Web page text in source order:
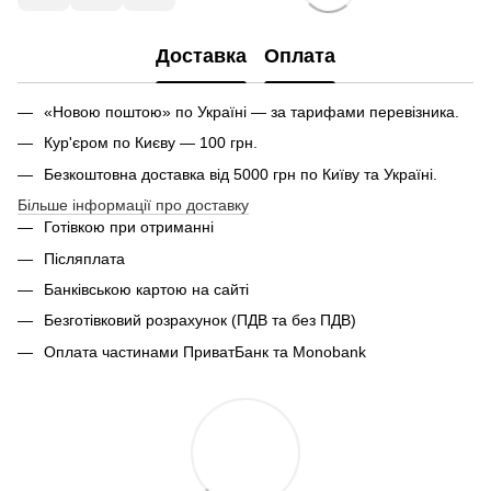
Доставка Оплата
«Новою поштою» по Україні — за тарифами перевізника.
Кур'єром по Києву — 100 грн.
Безкоштовна доставка від 5000 грн по Київу та Україні.
Більше інформації про доставку
Готівкою при отриманні
Післяплата
Банківською картою на сайті
Безготівковий розрахунок (ПДВ та без ПДВ)
Оплата частинами ПриватБанк та Monobank